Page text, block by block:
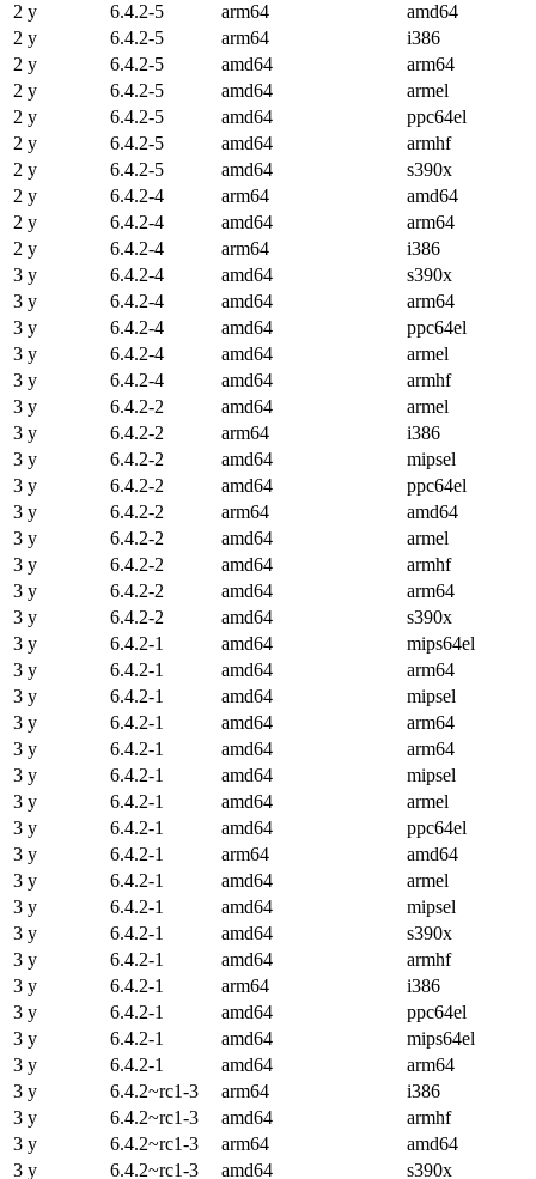
2 y
6.4.2-5 arm64
amd64
2 y
6.4.2-5 arm64
i386
2 y
6.4.2-5 amd64
arm64
2 y
6.4.2-5 amd64
armel
2 y
6.4.2-5 amd64
ppc64el
2 y
6.4.2-5 amd64
armhf
2 y
6.4.2-5 amd64
s390x
2 y
6.4.2-4 arm64
amd64
2 y
6.4.2-4 amd64
arm64
2 y
6.4.2-4 arm64
i386
3 y
6.4.2-4 amd64
s390x
3 y
6.4.2-4 amd64
arm64
3 y
6.4.2-4 amd64
ppc64el
3 y
6.4.2-4 amd64
armel
3 y
6.4.2-4 amd64
armhf
3 y
6.4.2-2 amd64
armel
3 y
6.4.2-2 arm64
i386
3 y
6.4.2-2 amd64
mipsel
3 y
6.4.2-2 amd64
ppc64el
3 y
6.4.2-2 arm64
amd64
3 y
6.4.2-2 amd64
armel
3 y
6.4.2-2 amd64
armhf
3 y
6.4.2-2 amd64
arm64
3 y
6.4.2-2 amd64
s390x
3 y
6.4.2-1 amd64
mips64el
3 y
6.4.2-1 amd64
arm64
3 y
6.4.2-1 amd64
mipsel
3 y
6.4.2-1 amd64
arm64
3 y
6.4.2-1 amd64
arm64
3 y
6.4.2-1 amd64
mipsel
3 y
6.4.2-1 amd64
armel
3 y
6.4.2-1 amd64
ppc64el
3 y
6.4.2-1 arm64
amd64
3 y
6.4.2-1 amd64
armel
3 y
6.4.2-1 amd64
mipsel
3 y
6.4.2-1 amd64
s390x
3 y
6.4.2-1 amd64
armhf
3 y
6.4.2-1 arm64
i386
3 y
6.4.2-1 amd64
ppc64el
3 y
6.4.2-1 amd64
mips64el
3 y
6.4.2-1 amd64
arm64
3 y
6.4.2~rc1-3 arm64
i386
3 y
6.4.2~rc1-3 amd64
armhf
3 y
6.4.2~rc1-3 arm64
amd64
3 y
6.4.2~rc1-3 amd64 s390x